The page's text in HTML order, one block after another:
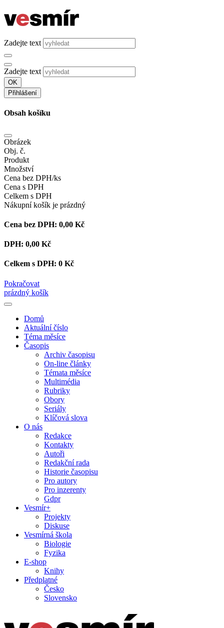
Zadejte text
Zadejte text
OK
Přihlášení
Obsah košíku
Obrázek
Obj. č.
Produkt
Množství
Cena bez DPH/ks
Cena s DPH
Celkem s DPH
Nákupní košík je prázdný
Cena bez DPH: 0,00 Kč
DPH: 0,00 Kč
Celkem s DPH: 0 Kč
Pokračovat
prázdný košík
Domů
Aktuální číslo
Téma měsíce
Časopis
Archiv časopisu
On-line články
Témata měsíce
Multimédia
Rubriky
Obory
Seriály
Klíčová slova
O nás
Redakce
Kontakty
Autoři
Redakční rada
Historie časopisu
Pro autory
Pro inzerenty
Gdpr
Vesmír+
Projekty
Diskuse
Vesmírná škola
Biologie
Fyzika
E-shop
Knihy
Předplatné
Česko
Slovensko